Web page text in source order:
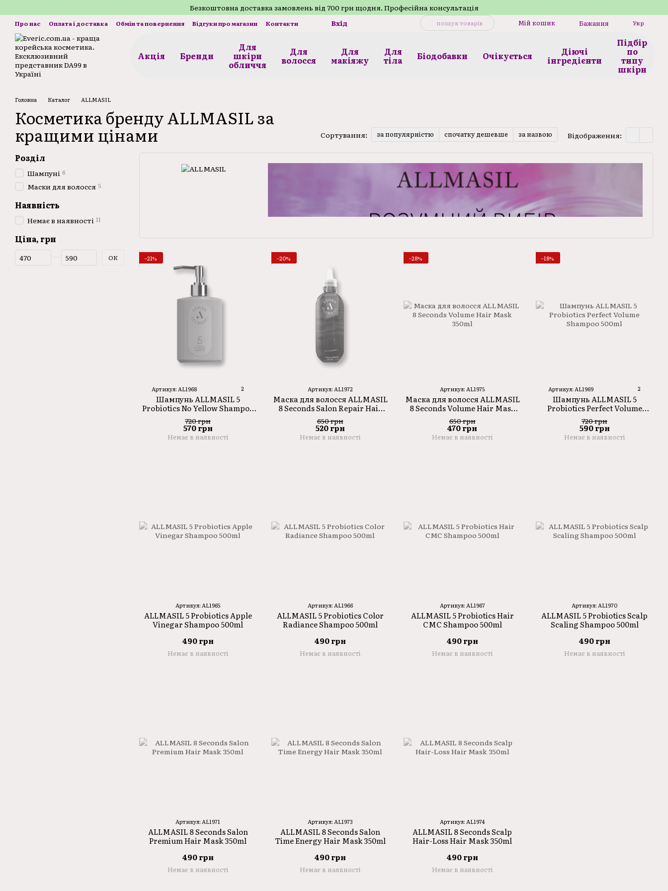
Безкоштовнa доставка замовлень від 700 грн щодня. Професійна консультація
Про нас Оплата і доставка Обмін та повернення Відгуки про магазин Контакти Вхід Мій кошик Бажання Укр
Акція Бренди
Для
шкіри
обличчя
Для
волосся
Для
макіяжу
Для
тілa Біодобавки Очікується Діючі
інгредієнти
Підбір
по
типу
шкіри
Головна Каталог ALLMASIL
Косметика бренду ALLMASIL за
кращими цінами Сортування: за популярністю спочатку дешевше за назвою Відображення:
−21%
Артикул: AL1968 2
Шампунь ALLMASIL 5
Probiotics No Yellow Shampoo
500ml
720 грн
570 грн
Немає в наявності
−20%
Артикул: AL1972
Маска для волосся ALLMASIL
8 Seconds Salon Repair Hair
Mask 350ml
650 грн
520 грн
Немає в наявності
−28%
Артикул: AL1975
Маска для волосся ALLMASIL
8 Seconds Volume Hair Mask
350ml
650 грн
470 грн
Немає в наявності
−18%
Артикул: AL1969 2
Шампунь ALLMASIL 5
Probiotics Perfect Volume
Shampoo 500ml
720 грн
590 грн
Немає в наявності
Артикул: AL1965
ALLMASIL 5 Probiotics Apple
Vinegar Shampoo 500ml
490 грн
Немає в наявності
Артикул: AL1966
ALLMASIL 5 Probiotics Color
Radiance Shampoo 500ml
490 грн
Немає в наявності
Артикул: AL1967
ALLMASIL 5 Probiotics Hair
CMC Shampoo 500ml
490 грн
Немає в наявності
Артикул: AL1970
ALLMASIL 5 Probiotics Scalp
Scaling Shampoo 500ml
490 грн
Немає в наявності
Артикул: AL1971
ALLMASIL 8 Seconds Salon
Premium Hair Mask 350ml
490 грн
Немає в наявності
Артикул: AL1973
ALLMASIL 8 Seconds Salon
Time Energy Hair Mask 350ml
490 грн
Немає в наявності
Артикул: AL1974
ALLMASIL 8 Seconds Scalp
Hair-Loss Hair Mask 350ml
490 грн
Немає в наявності
Розділ
Шампуні 6
Маски для волосся 5
Наявність
Немає в наявності 11
Ціна, грн
Від Ціна, грн
До Ціна, грн ОК